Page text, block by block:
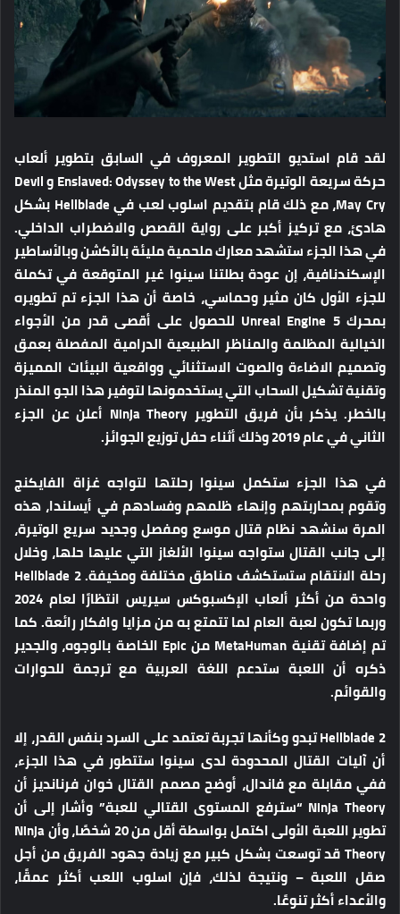
لقد قام استديو التطوير المعروف في السابق بتطوير ألعاب
حركة سريعة الوتيرة مثل Enslaved: Odyssey to the West و Devil
May Cry، مع ذلك قام بتقديم اسلوب لعب في Hellblade بشكل
هادئ، مع تركيز أكبر على رواية القصص والاضطراب الداخلي.
في هذا الجزء ستشهد معارك ملحمية مليئة بالأكشن وبالأساطير
الإسكندنافية، إن عودة بطلتنا سينوا غير المتوقعة في تكملة
للجزء الأول كان مثير وحماسي، خاصة أن هذا الجزء تم تطويره
بمحرك Unreal Engine 5 للحصول على أقصى قدر من الأجواء
الخيالية المظلمة والمناظر الطبيعية الدرامية المفصلة بعمق
وتصميم الاضاءة والصوت الاستثنائي وواقعية البيئات المميزة
وتقنية تشكيل السحاب التي يستخدمونها لتوفير هذا الجو المنذر
بالخطر. يذكر بأن فريق التطوير Ninja Theory أعلن عن الجزء
الثاني في عام 2019 وذلك أثناء حفل توزيع الجوائز.
في هذا الجزء ستكمل سينوا رحلتها لتواجه غزاة الفايكنج
وتقوم بمحاربتهم وإنهاء ظلمهم وفسادهم في أيسلندا، هذه
المرة سنشهد نظام قتال موسع ومفصل وجديد سريع الوتيرة،
إلى جانب القتال ستواجه سينوا الألغاز التي عليها حلها، وخلال
رحلة الانتقام ستستكشف مناطق مختلفة ومخيفة. Hellblade 2
واحدة من أكثر ألعاب الإكسبوكس سيريس انتظارًا لعام 2024
وربما تكون لعبة العام لما تتمتع به من مزايا وافكار رائعة. كما
تم إضافة تقنية MetaHuman من Epic الخاصة بالوجوه، والجدير
ذكره أن اللعبة ستدعم اللغة العربية مع ترجمة للحوارات
والقوائم.
Hellblade 2 تبدو وكأنها تجربة تعتمد على السرد بنفس القدر، إلا
أن آليات القتال المحدودة لدى سينوا ستتطور في هذا الجزء،
ففي مقابلة مع فاندال، أوضح مصمم القتال خوان فرنانديز أن
Ninja Theory “سترفع المستوى القتالي للعبة” وأشار إلى أن
تطوير اللعبة الأولى اكتمل بواسطة أقل من 20 شخصًا، وأن Ninja
Theory قد توسعت بشكل كبير مع زيادة جهود الفريق من أجل
صقل اللعبة – ونتيجة لذلك، فإن اسلوب اللعب أكثر عمقًا،
والأعداء أكثر تنوعًا.